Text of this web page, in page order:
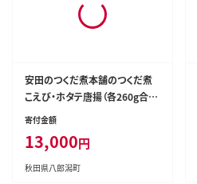
安田のつくだ煮本舗のつくだ煮
こえび・ホタテ唐揚（各260g合計
520g） [佃煮 つくだ煮 ご飯のお
供 ご飯のおとも]
寄付金額
13,000円
秋田県八郎潟町